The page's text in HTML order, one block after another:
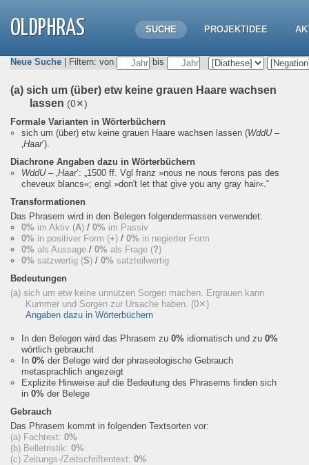
OLDPHRAS SUCHE PROJEKTIDEE
Neue Suche | Filtern: von bis
(a) sich um (über) etw keine grauen Haare wachsen
lassen (0✕)
Formale Varianten in Wörterbüchern
sich um (über) etw keine grauen Haare wachsen lassen (WddU–
‚Haar‘).
Diachrone Angaben dazu in Wörterbüchern
WddU– ‚Haar‘: „1500 ff. Vgl franz »nous ne nous ferons pas des
cheveux blancs«; engl »don't let that give you any gray hair«.“
Transformationen
Das Phrasem wird in den Belegen folgendermassen verwendet:
0% im Aktiv (A) / 0% im Passiv
0% in positiver Form (+) / 0% in negierter Form
0% als Aussage / 0% als Frage (?)
0% satzwertig (S) / 0% satzteilwertig
Bedeutungen
(a) sich um etw keine unnützen Sorgen machen. Ergrauen kann
Kummer und Sorgen zur Ursache haben. (0✕)
Angaben dazu in Wörterbüchern
In den Belegen wird das Phrasem zu 0% idiomatisch und zu 0%
wörtlich gebraucht
In 0% der Belege wird der phraseologische Gebrauch
metasprachlich angezeigt
Explizite Hinweise auf die Bedeutung des Phrasems finden sich
in 0% der Belege
Gebrauch
Das Phrasem kommt in folgenden Textsorten vor:
(a) Fachtext: 0%
(b) Belletristik: 0%
(c) Zeitungs-/Zeitschriftentext: 0%